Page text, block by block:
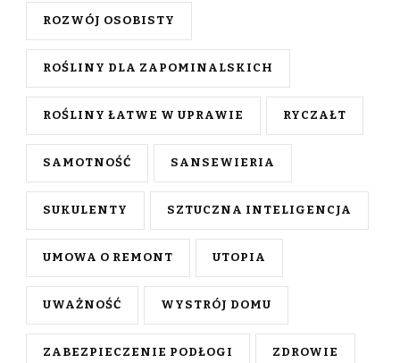
ROZWÓJ OSOBISTY
ROŚLINY DLA ZAPOMINALSKICH
ROŚLINY ŁATWE W UPRAWIE RYCZAŁT
SAMOTNOŚĆ SANSEWIERIA
SUKULENTY SZTUCZNA INTELIGENCJA
UMOWA O REMONT UTOPIA
UWAŻNOŚĆ WYSTRÓJ DOMU
ZABEZPIECZENIE PODŁOGI ZDROWIE